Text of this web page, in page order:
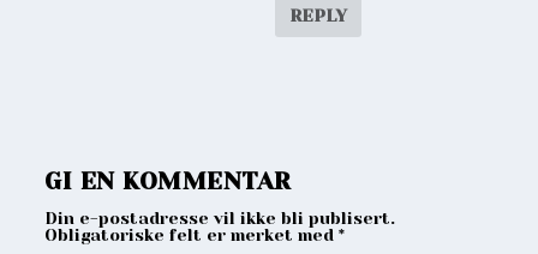
REPLY
GI EN KOMMENTAR
Din e-postadresse vil ikke bli publisert.
Obligatoriske felt er merket med*